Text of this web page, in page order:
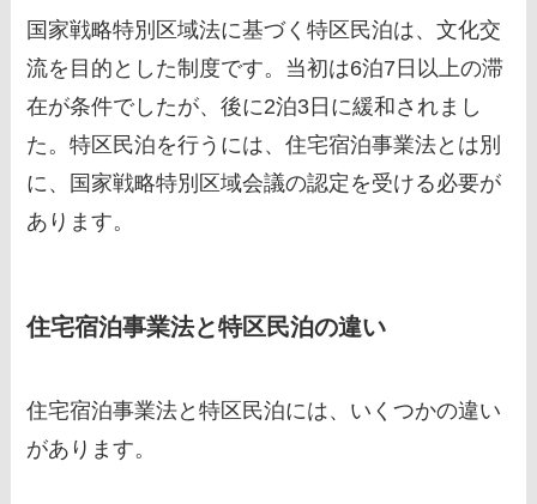
国家戦略特別区域法に基づく特区民泊は、文化交
流を目的とした制度です。当初は6泊7日以上の滞
在が条件でしたが、後に2泊3日に緩和されまし
た。特区民泊を行うには、住宅宿泊事業法とは別
に、国家戦略特別区域会議の認定を受ける必要が
あります。
住宅宿泊事業法と特区民泊の違い
住宅宿泊事業法と特区民泊には、いくつかの違い
があります。